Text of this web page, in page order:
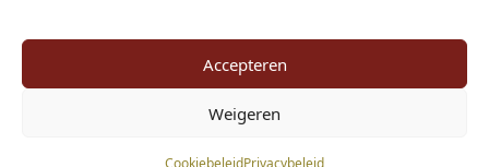
Accepteren
Weigeren
CookiebeleidPrivacybeleid